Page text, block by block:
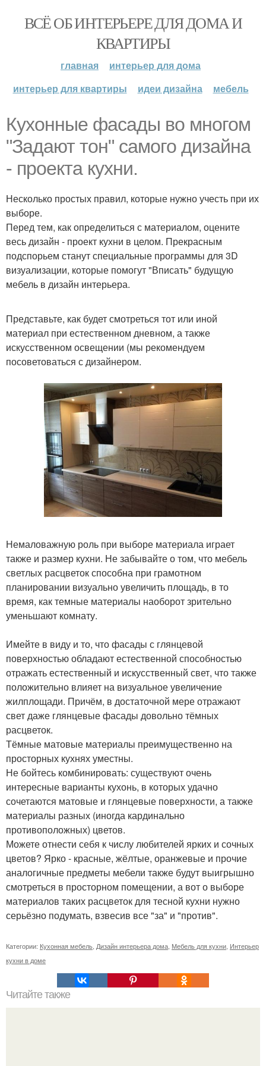
ВСЁ ОБ ИНТЕРЬЕРЕ ДЛЯ ДОМА И
КВАРТИРЫ
главная
интерьер для дома
интерьер для квартиры
идеи дизайна мебель
Кухонные фасады во многом
"Задают тон" самого дизайна
- проекта кухни.
Несколько простых правил, которые нужно учесть при их
выборе.
Перед тем, как определиться с материалом, оцените
весь дизайн - проект кухни в целом. Прекрасным
подспорьем станут специальные программы для 3D
визуализации, которые помогут "Вписать" будущую
мебель в дизайн интерьера.
Представьте, как будет смотреться тот или иной
материал при естественном дневном, а также
искусственном освещении (мы рекомендуем
посоветоваться с дизайнером.
Немаловажную роль при выборе материала играет
также и размер кухни. Не забывайте о том, что мебель
светлых расцветок способна при грамотном
планировании визуально увеличить площадь, в то
время, как темные материалы наоборот зрительно
уменьшают комнату.
Имейте в виду и то, что фасады с глянцевой
поверхностью обладают естественной способностью
отражать естественный и искусственный свет, что также
положительно влияет на визуальное увеличение
жилплощади. Причём, в достаточной мере отражают
свет даже глянцевые фасады довольно тёмных
расцветок.
Тёмные матовые материалы преимущественно на
просторных кухнях уместны.
Не бойтесь комбинировать: существуют очень
интересные варианты кухонь, в которых удачно
сочетаются матовые и глянцевые поверхности, а также
материалы разных (иногда кардинально
противоположных) цветов.
Можете отнести себя к числу любителей ярких и сочных
цветов? Ярко - красные, жёлтые, оранжевые и прочие
аналогичные предметы мебели также будут выигрышно
смотреться в просторном помещении, а вот о выборе
материалов таких расцветок для тесной кухни нужно
серьёзно подумать, взвесив все "за" и "против".
Категории: Кухонная мебель Дизайн интерьера дома Мебель для кухни Интерьер
кухни в доме
Читайте также